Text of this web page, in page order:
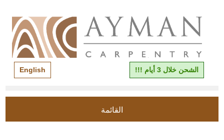
English الشحن خلال 3 أيام !!!
القائمة